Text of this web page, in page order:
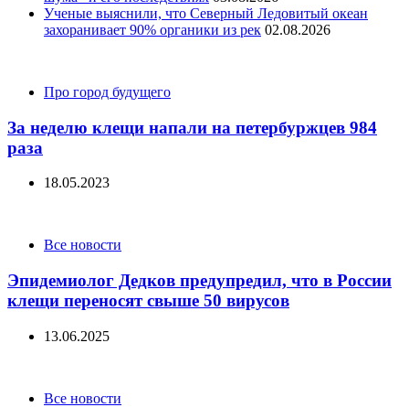
Ученые выяснили, что Северный Ледовитый океан
захоранивает 90% органики из рек 02.08.2026
CategoriesПро город будущего
За неделю клещи напали на петербуржцев 984
раза
18.05.2023
CategoriesВсе новости
Эпидемиолог Дедков предупредил, что в России
клещи переносят свыше 50 вирусов
13.06.2025
CategoriesВсе новости